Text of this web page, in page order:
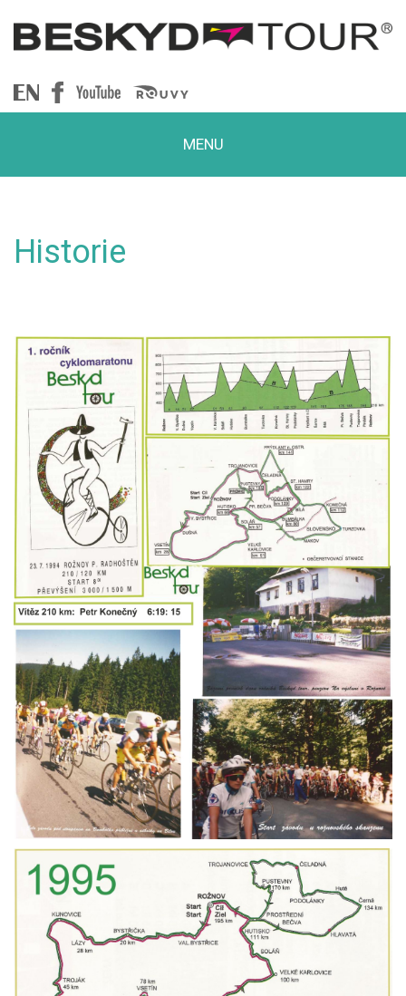
Beskydtour
MENU
Historie